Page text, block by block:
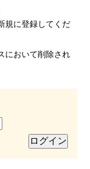
規に登録してくだ
において削除され